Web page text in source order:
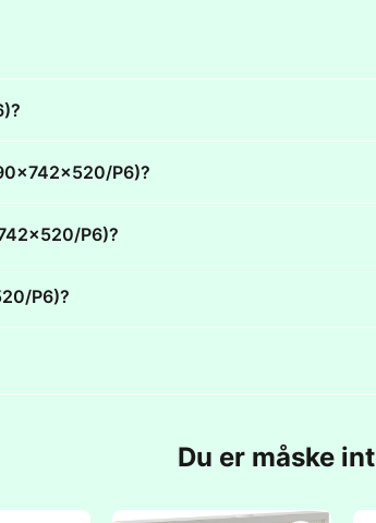
P6)?
P6)?
P6)?
Du er måske